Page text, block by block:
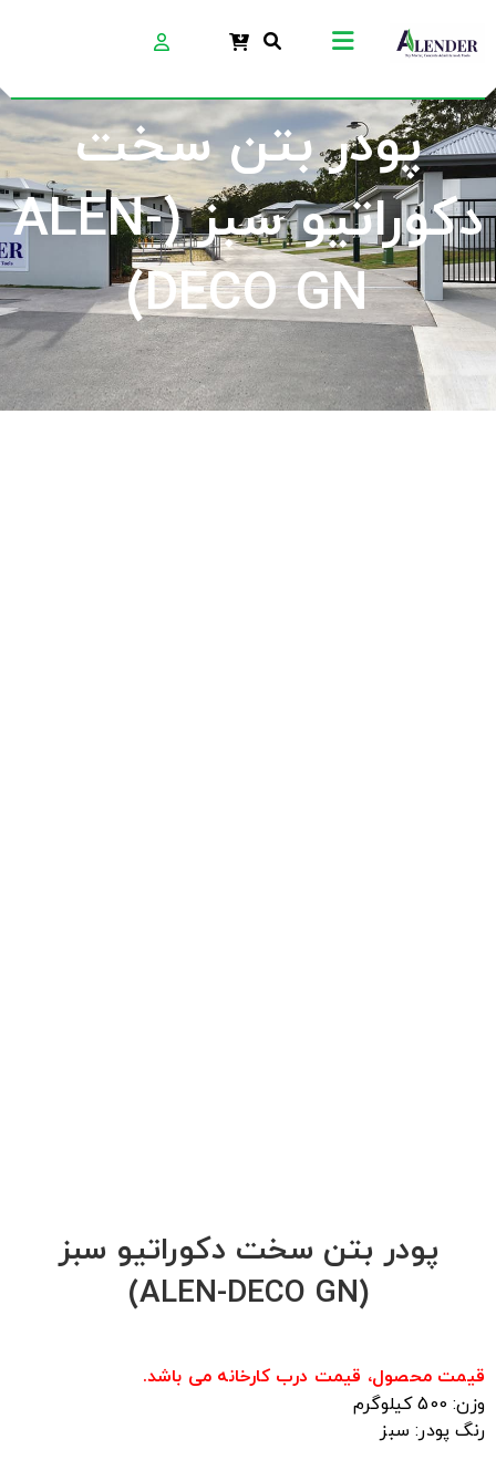
پودر بتن سخت
دکوراتیو سبز (ALEN-
DECO GN)
پودر بتن سخت دکوراتیو سبز
(ALEN-DECO GN)
قیمت محصول، قیمت درب کارخانه می باشد.
وزن: 500 کیلوگرم
رنگ پودر: سبز